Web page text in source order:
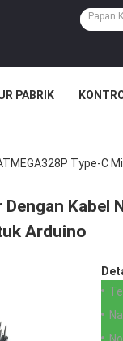
PABRIK
Type-C
Kabel
Arduino